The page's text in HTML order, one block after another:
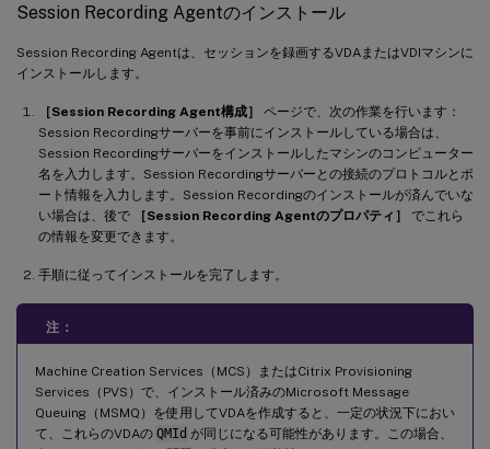
Session Recording Agentのインストール
Session Recording Agentは、セッションを録画するVDAまたはVDIマシンに
インストールします。
［Session Recording Agent構成］
ページで、次の作業を行います：
Session Recordingサーバーを事前にインストールしている場合は、
Session Recordingサーバーをインストールしたマシンのコンピューター
名を入力します。Session Recordingサーバーとの接続のプロトコルとポ
ート情報を入力します。Session Recordingのインストールが済んでいな
い場合は、後で
［Session Recording Agentのプロパティ］
でこれら
の情報を変更できます。
手順に従ってインストールを完了します。
注：
Machine Creation Services（MCS）またはCitrix Provisioning
Services（PVS）で、インストール済みのMicrosoft Message
Queuing（MSMQ）を使用してVDAを作成すると、一定の状況下におい
て、これらのVDAの QMId が同じになる可能性があります。この場合、